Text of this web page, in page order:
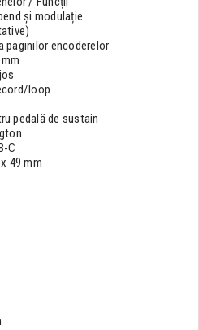
și modulație
paginilor encoderelor
loop
pedală de sustain
C
49 mm